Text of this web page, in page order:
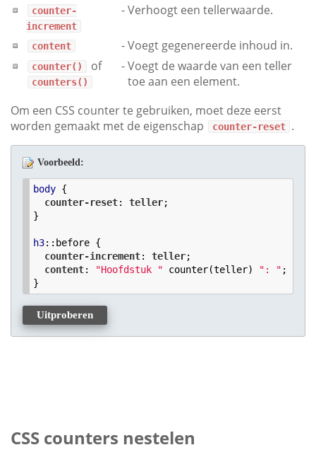
counter-
increment
-Verhoogt een tellerwaarde.
content -Voegt gegenereerde inhoud in.
counter() of
counters()
-Voegt de waarde van een teller
toe aan een element.
Om een CSS counter te gebruiken, moet deze eerst
worden gemaakt met de eigenschap
counter-reset .
Voorbeeld:
body {
counter-reset: teller;
}
h3: :before {
counter-increment: teller;
content: "Hoofdstuk " counter(teller) ": " ;
}
Uitproberen
CSS counters nestelen